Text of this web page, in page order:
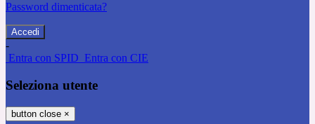
Password dimenticata?
-
Entra con SPID Entra con CIE
Seleziona utente
button close ×